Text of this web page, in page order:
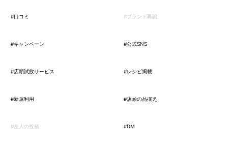
#口コミ #ブランド再認
#キャンペーン #公式SNS
#店頭試飲サービス #レシピ掲載
#新規利用 #店頭の品揃え
#友人の投稿 #DM